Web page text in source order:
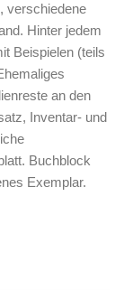
verschiedene
Hinter jedem
Beispielen (teils
an den
Inventar- und
Buchblock
Exemplar.